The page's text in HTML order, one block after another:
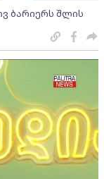
ბარიერს შლის